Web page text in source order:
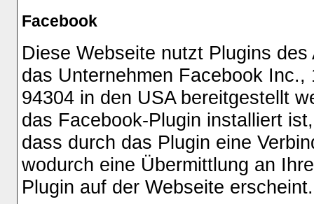
Facebook
Diese Webseite nutzt Plugins
das Unternehmen Facebook
94304 in den USA bereitgestellt
das Facebook-Plugin installiert
dass durch das Plugin eine
wodurch eine Übermittlung an
Plugin auf der Webseite erscheint.